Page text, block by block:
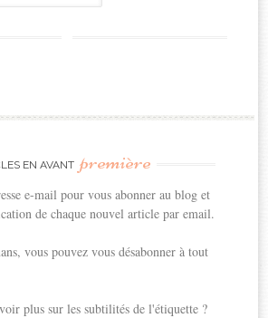
EN AVANT première
e-mail pour vous abonner au blog et
de chaque nouvel article par email.
vous pouvez vous désabonner à tout
plus sur les subtilités de l'étiquette ?